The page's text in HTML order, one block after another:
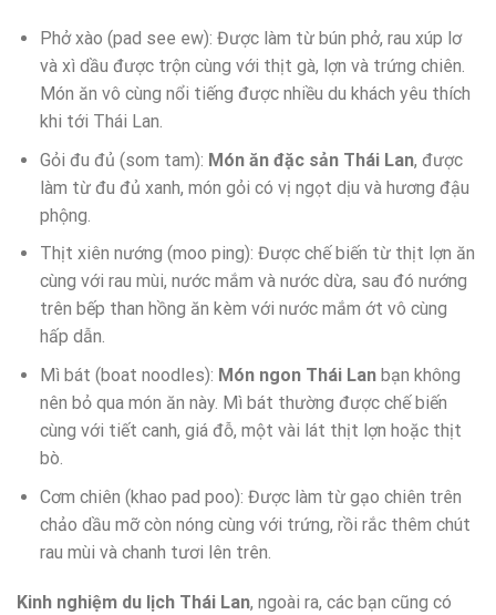
Phở xào (pad see ew): Được làm từ bún phở, rau xúp lơ
và xì dầu được trộn cùng với thịt gà, lợn và trứng chiên.
Món ăn vô cùng nổi tiếng được nhiều du khách yêu thích
khi tới Thái Lan.
Gỏi đu đủ (som tam): Món ăn đặc sản Thái Lan, được
làm từ đu đủ xanh, món gỏi có vị ngọt dịu và hương đậu
phộng.
Thịt xiên nướng (moo ping): Được chế biến từ thịt lợn ăn
cùng với rau mùi, nước mắm và nước dừa, sau đó nướng
trên bếp than hồng ăn kèm với nước mắm ớt vô cùng
hấp dẫn.
Mì bát (boat noodles): Món ngon Thái Lanbạn không
nên bỏ qua món ăn này. Mì bát thường được chế biến
cùng với tiết canh, giá đỗ, một vài lát thịt lợn hoặc thịt
bò.
Cơm chiên (khao pad poo): Được làm từ gạo chiên trên
chảo dầu mỡ còn nóng cùng với trứng, rồi rắc thêm chút
rau mùi và chanh tươi lên trên.
Kinh nghiệm du lịch Thái Lan, ngoài ra, các bạn cũng có